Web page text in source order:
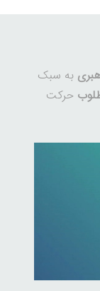
به سبک
حرکت